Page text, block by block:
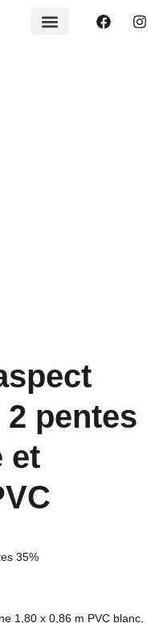
pentes
et
35%
1,80 x 0,86 m PVC blanc,